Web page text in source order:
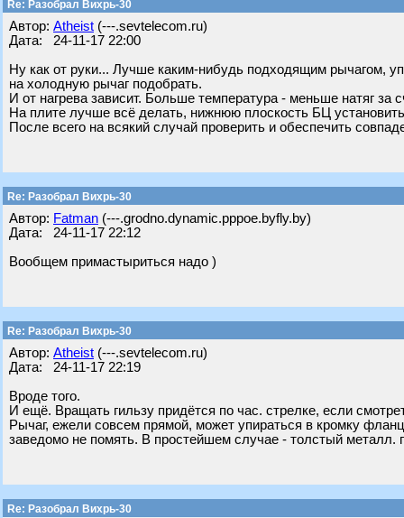
Re: Разобрал Вихрь-30
Автор: Atheist (---.sevtelecom.ru)
Дата: 24-11-17 22:00
Ну как от руки... Лучше каким-нибудь подходящим рычагом,
на холодную рычаг подобрать.
И от нагрева зависит. Больше температура - меньше натяг
На плите лучше всё делать, нижнюю плоскость БЦ
После всего на всякий случай проверить и обеспечить
Re: Разобрал Вихрь-30
Автор: Fatman (---.grodno.dynamic.pppoe.byfly.by)
Дата: 24-11-17 22:12
Вообщем примастыриться надо )
Re: Разобрал Вихрь-30
Автор: Atheist (---.sevtelecom.ru)
Дата: 24-11-17 22:19
Вроде того.
И ещё. Вращать гильзу придётся по час. стрелке, если
Рычаг, ежели совсем прямой, может упираться в кромку
заведомо не помять. В простейшем случае - толстый металл.
Re: Разобрал Вихрь-30